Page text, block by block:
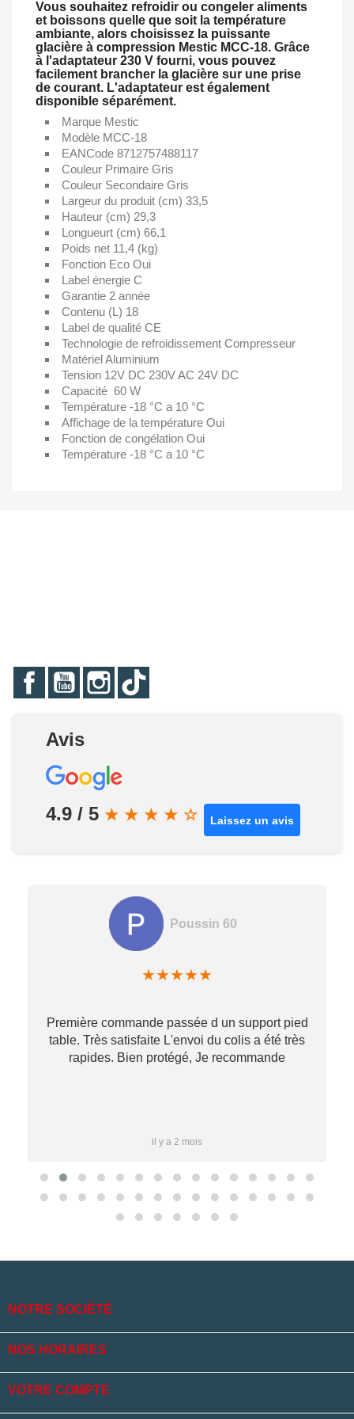
Vous souhaitez refroidir ou congeler aliments
et boissons quelle que soit la température
ambiante, alors choisissez la puissante
glacière à compression Mestic MCC-18. Grâce
à l'adaptateur 230 V fourni, vous pouvez
facilement brancher la glacière sur une prise
de courant. L'adaptateur est également
disponible séparément.
Marque Mestic
Modèle MCC-18
EANCode 8712757488117
Couleur Primaire Gris
Couleur Secondaire Gris
Largeur du produit (cm) 33,5
Hauteur (cm) 29,3
Longueurt (cm) 66,1
Poids net 11,4 (kg)
Fonction Eco Oui
Label énergie C
Garantie 2 année
Contenu (L) 18
Label de qualité CE
Technologie de refroidissement Compresseur
MatérielAluminium
Tension 12V DC 230V AC 24V DC
Capacité 60 W
Température -18 °C a 10 °C
Affichage de la température Oui
Fonction de congélation Oui
Température -18 °C a 10 °C
FacebookYouTubeInstagram
Avis
4.9 / 5 ★ ★ ★ ★ ☆ Laissez un avis
Poussin 60
★★★★★
Première commande passée d un support pied
table. Très satisfaite L'envoi du colis a été très
rapides. Bien protégé, Je recommande
il y a 2 mois
NOTRE SOCIÉTÉ
NOS HORAIRES
VOTRE COMPTE